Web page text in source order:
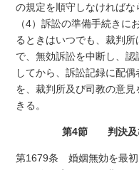
の規定を順守しなければな
（4）訴訟の準備手続きに
るときはいつでも、裁判
で、無効訴訟を中断し、
してから、訴訟記録に配
を、裁判所及び司教の意
きる。
第4節 判決及
第1679条 婚姻無効を最初